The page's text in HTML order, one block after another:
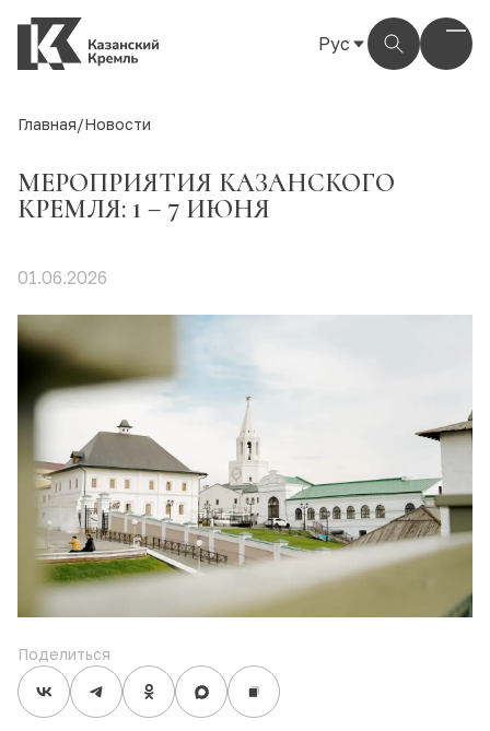
Рус
Главная/Новости
МЕРОПРИЯТИЯ КАЗАНСКОГО
КРЕМЛЯ: 1 – 7 ИЮНЯ
01.06.2026
Поделиться